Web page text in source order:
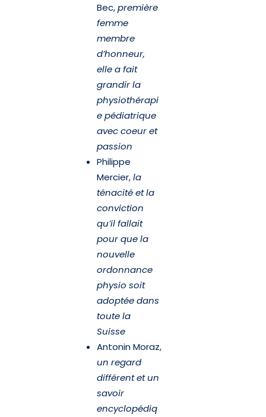
Bec,première
femme
membre
d’honneur,
elle a fait
grandir la
physiothérapi
e pédiatrique
avec coeur et
passion
Philippe
Mercier,la
ténacité et la
conviction
qu’il fallait
pour que la
nouvelle
ordonnance
physio soit
adoptée dans
toute la
Suisse
Antonin Moraz,
un regard
différent et un
savoir
encyclopédiq